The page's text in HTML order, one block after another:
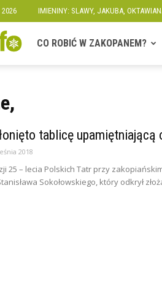
2026 IMIENINY: SLAWY, JAKUBA,
Zakopane.info
CO ROBIĆ W ZAKOPANEM?
tablicę
2018
25 – lecia Polskich Tatr przy
Sokołowskiego, który odkrył